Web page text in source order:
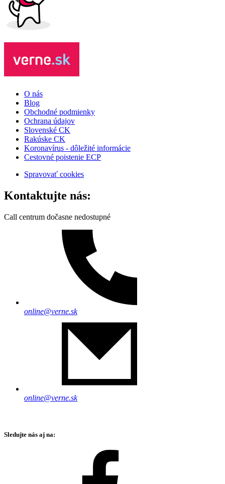
O nás
Blog
Obchodné podmienky
Ochrana údajov
Slovenské CK
Rakúske CK
Koronavírus - dôležité informácie
Cestovné poistenie ECP
Spravovať cookies
Kontaktujte nás:
Call centrum dočasne nedostupné
online@verne.sk
online@verne.sk
Sledujte nás aj na: